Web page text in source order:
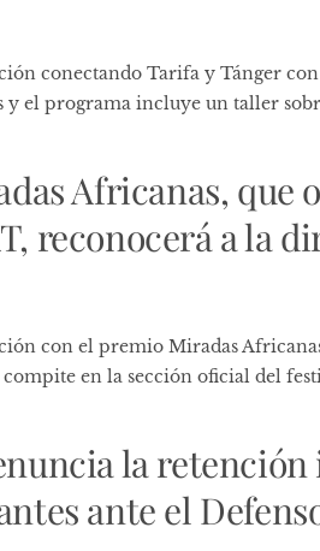
conectando Tarifa y Tánger
y el programa incluye un taller
Africanas, que
reconocerá a la
con el premio Miradas
en la sección oficial del
la retención
ante el